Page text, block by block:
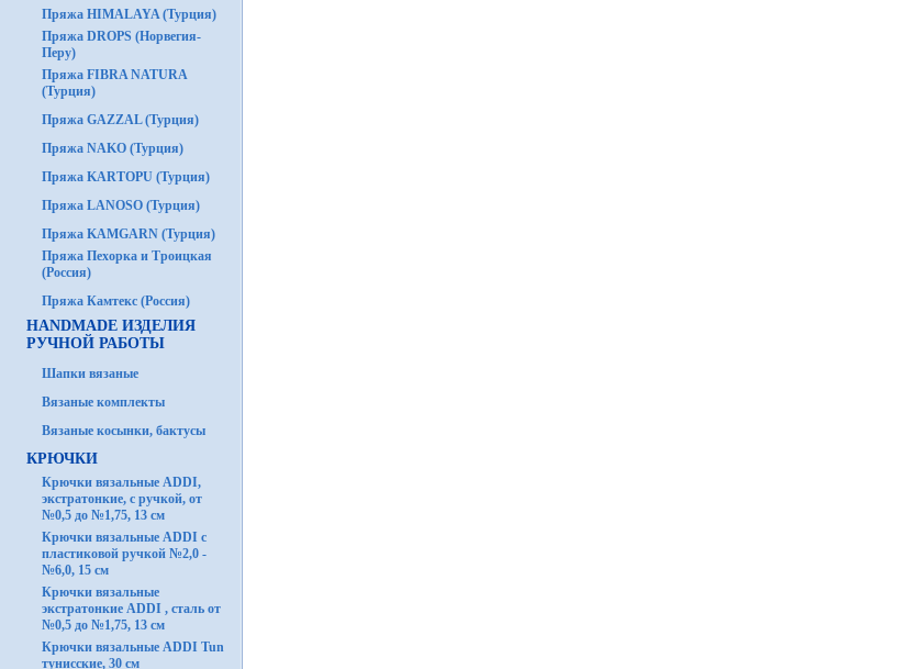
Пряжа HIMALAYA (Турция)
Пряжа DROPS (Норвегия-
Перу)
Пряжа FIBRA NATURA
(Турция)
Пряжа GAZZAL (Турция)
Пряжа NAKO (Турция)
Пряжа KARTOPU (Турция)
Пряжа LANOSO (Турция)
Пряжа KAMGARN (Турция)
Пряжа Пехорка и Троицкая
(Россия)
Пряжа Камтекс (Россия)
HANDMADE ИЗДЕЛИЯ
РУЧНОЙ РАБОТЫ
Шапки вязаные
Вязаные комплекты
Вязаные косынки, бактусы
КРЮЧКИ
Крючки вязальные ADDI,
экстратонкие, с ручкой, от
№0,5 до №1,75, 13 см
Крючки вязальные ADDI с
пластиковой ручкой №2,0 -
№6,0, 15 см
Крючки вязальные
экстратонкие ADDI , сталь от
№0,5 до №1,75, 13 см
Крючки вязальные ADDI Tun
тунисские, 30 см